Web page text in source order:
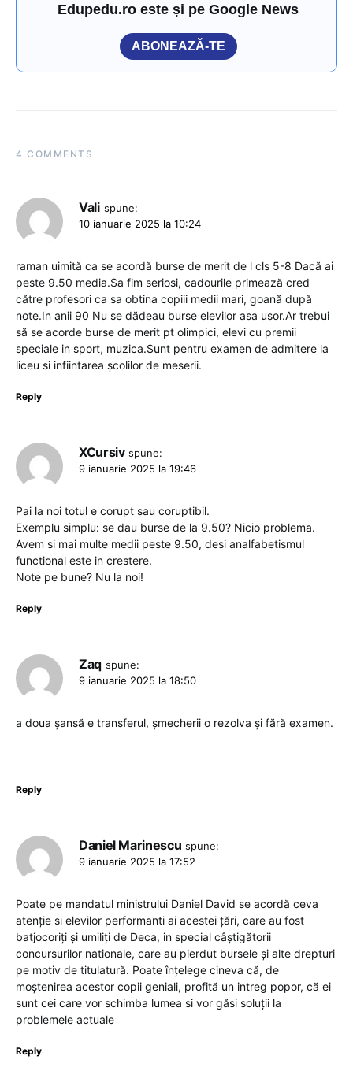
Edupedu.ro este și pe Google News
ABONEAZĂ-TE
4 COMMENTS
Vali spune:
10 ianuarie 2025 la 10:24
raman uimită ca se acordă burse de merit de l cls 5-8 Dacă ai
peste 9.50 media.Sa fim seriosi, cadourile primează cred
către profesori ca sa obtina copiii medii mari, goană după
note.In anii 90 Nu se dădeau burse elevilor asa usor.Ar trebui
să se acorde burse de merit pt olimpici, elevi cu premii
speciale in sport, muzica.Sunt pentru examen de admitere la
liceu si infiintarea școlilor de meserii.
Reply
XCursiv spune:
9 ianuarie 2025 la 19:46
Pai la noi totul e corupt sau coruptibil.
Exemplu simplu: se dau burse de la 9.50? Nicio problema.
Avem si mai multe medii peste 9.50, desi analfabetismul
functional este in crestere.
Note pe bune? Nu la noi!
Reply
Zaq spune:
9 ianuarie 2025 la 18:50
a doua șansă e transferul, șmecherii o rezolva și fără examen.
Reply
Daniel Marinescu spune:
9 ianuarie 2025 la 17:52
Poate pe mandatul ministrului Daniel David se acordă ceva
atenție si elevilor performanti ai acestei țări, care au fost
batjocoriți și umiliți de Deca, in special câștigătorii
concursurilor nationale, care au pierdut bursele și alte drepturi
pe motiv de titulatură. Poate înțelege cineva că, de
moștenirea acestor copii geniali, profită un intreg popor, că ei
sunt cei care vor schimba lumea si vor găsi soluții la
problemele actuale
Reply